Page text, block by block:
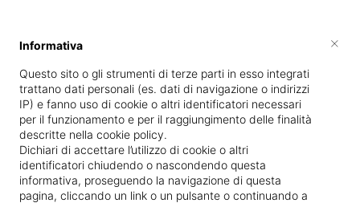
Vedi le informazioni di Carmela
Informativa
Questo sito o gli strumenti di terze parti in esso integrati
trattano dati personali (es. dati di navigazione o indirizzi
IP) e fanno uso di cookie o altri identificatori necessari
per il funzionamento e per il raggiungimento delle finalità
descritte nella cookie policy.
Dichiari di accettare l’utilizzo di cookie o altri
identificatori chiudendo o nascondendo questa
informativa, proseguendo la navigazione di questa
pagina, cliccando un link o un pulsante o continuando a
×